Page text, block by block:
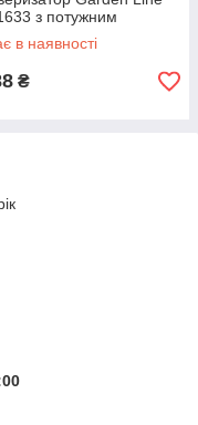
з потужним
та регулюванням
для саду та
в наявності
₴